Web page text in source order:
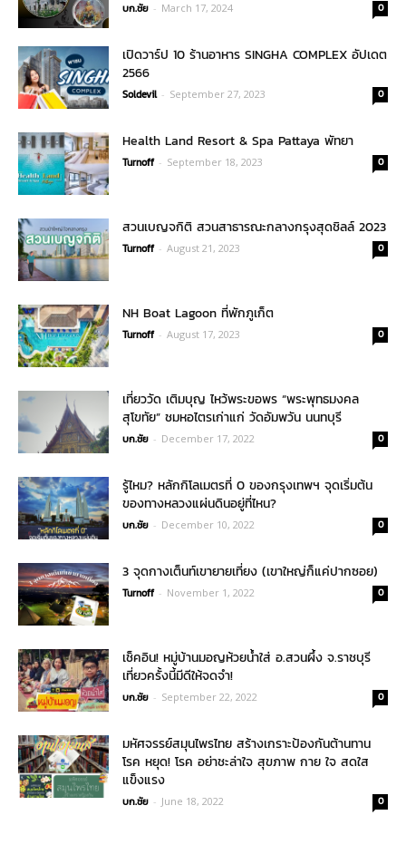
บก.ชัย - March 17, 2024 0
เปิดวาร์ป 10 ร้านอาหาร SINGHA COMPLEX อัปเดต
2566
Soldevil - September 27, 2023 0
Health Land Resort & Spa Pattaya พัทยา
Turnoff - September 18, 2023 0
สวนเบญจกิติ สวนสาธารณะกลางกรุงสุดชิลล์ 2023
Turnoff - August 21, 2023 0
NH Boat Lagoon ที่พักภูเก็ต
Turnoff - August 17, 2023 0
เที่ยววัด เติมบุญ ไหว้พระขอพร “พระพุทธมงคล
สุโขทัย” ชมหอไตรเก่าแก่ วัดอัมพวัน นนทบุรี
บก.ชัย - December 17, 2022 0
รู้ไหม? หลักกิโลเมตรที่ 0 ของกรุงเทพฯ จุดเริ่มต้น
ของทางหลวงแผ่นดินอยู่ที่ไหน?
บก.ชัย - December 10, 2022 0
3 จุดกางเต็นท์เขายายเที่ยง (เขาใหญ่ก็แค่ปากซอย)
Turnoff - November 1, 2022 0
เช็คอิน! หมู่บ้านมอญห้วยน้ำใส่ อ.สวนผึ้ง จ.ราชบุรี
เที่ยวครั้งนี้มีดีให้จดจำ!
บก.ชัย - September 22, 2022 0
มหัศจรรย์สมุนไพรไทย สร้างเกราะป้องกันต้านทาน
โรค หยุด! โรค อย่าชะล่าใจ สุขภาพ กาย ใจ สดใส
แข็งแรง
บก.ชัย - June 18, 2022 0